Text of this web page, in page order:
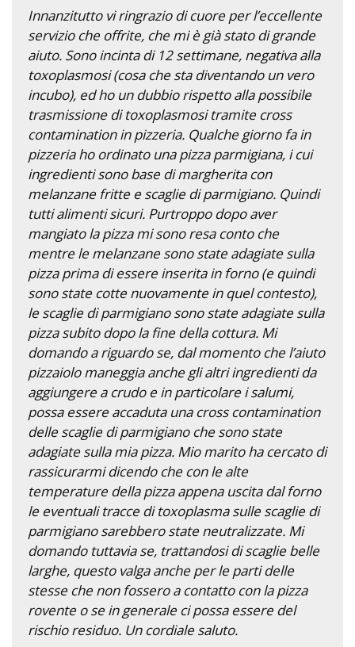
Innanzitutto vi ringrazio di cuore per l’eccellente
servizio che offrite, che mi è già stato di grande
aiuto. Sono incinta di 12 settimane, negativa alla
toxoplasmosi (cosa che sta diventando un vero
incubo), ed ho un dubbio rispetto alla possibile
trasmissione di toxoplasmosi tramite cross
contamination in pizzeria. Qualche giorno fa in
pizzeria ho ordinato una pizza parmigiana, i cui
ingredienti sono base di margherita con
melanzane fritte e scaglie di parmigiano. Quindi
tutti alimenti sicuri. Purtroppo dopo aver
mangiato la pizza mi sono resa conto che
mentre le melanzane sono state adagiate sulla
pizza prima di essere inserita in forno (e quindi
sono state cotte nuovamente in quel contesto),
le scaglie di parmigiano sono state adagiate sulla
pizza subito dopo la fine della cottura. Mi
domando a riguardo se, dal momento che l’aiuto
pizzaiolo maneggia anche gli altri ingredienti da
aggiungere a crudo e in particolare i salumi,
possa essere accaduta una cross contamination
delle scaglie di parmigiano che sono state
adagiate sulla mia pizza. Mio marito ha cercato di
rassicurarmi dicendo che con le alte
temperature della pizza appena uscita dal forno
le eventuali tracce di toxoplasma sulle scaglie di
parmigiano sarebbero state neutralizzate. Mi
domando tuttavia se, trattandosi di scaglie belle
larghe, questo valga anche per le parti delle
stesse che non fossero a contatto con la pizza
rovente o se in generale ci possa essere del
rischio residuo. Un cordiale saluto.